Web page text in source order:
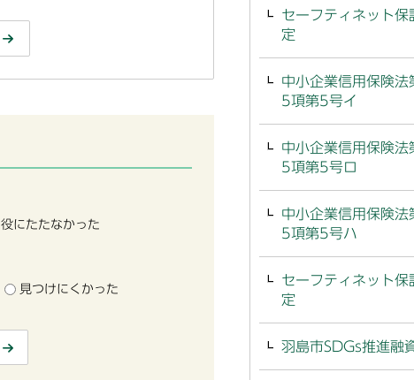
役にたたなかった
見つけにくかった
セーフティネット保
定
中小企業信用保険法
5項第5号イ
中小企業信用保険法
5項第5号ロ
中小企業信用保険法
5項第5号ハ
セーフティネット保
定
羽島市SDGs推進融